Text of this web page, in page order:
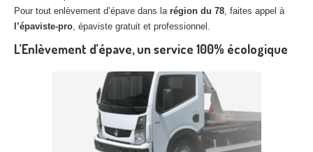
Pour tout enlèvement d’épave dans la région du 78, faites appel à
l’épaviste-pro, épaviste gratuit et professionnel.
L’Enlèvement d’épave, un service 100% écologique